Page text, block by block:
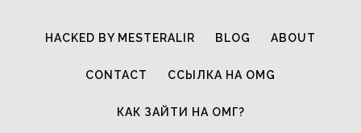
HACKED BY MESTERALIR BLOG ABOUT
CONTACT ССЫЛКА НА OMG
КАК ЗАЙТИ НА ОМГ?